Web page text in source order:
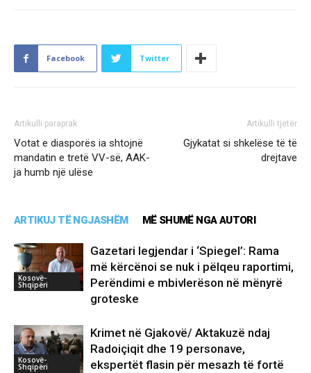
Facebook Twitter
Artikulli paraprak
Votat e diasporës ia shtojnë
mandatin e tretë VV-së, AAK-
ja humb një ulëse
Artikulli tjetër
Gjykatat si shkelëse të të
drejtave
ARTIKUJ TË NGJASHËM MË SHUMË NGA AUTORI
Kosovë-
Shqipëri
Gazetari legjendar i ‘Spiegel’: Rama
më kërcënoi se nuk i pëlqeu raportimi,
Perëndimi e mbivlerëson në mënyrë
groteske
Kosovë-
Shqipëri
Krimet në Gjakovë/ Aktakuzë ndaj
Radoiçiqit dhe 19 personave,
ekspertët flasin për mesazh të fortë